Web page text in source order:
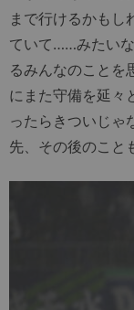
まで行けるかもし
ていて……みたい
るみんなのことを
にまた守備を延々
ったらきついじゃ
先、その後のこと